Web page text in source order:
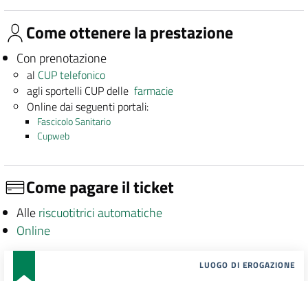
Come ottenere la prestazione
Con prenotazione
al CUP telefonico
agli sportelli CUP dellefarmacie
Online dai seguenti portali:
Fascicolo Sanitario
Cupweb
Come pagare il ticket
Alleriscuotitrici automatiche
Online
LUOGO DI EROGAZIONE